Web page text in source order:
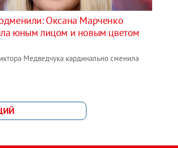
Оксана Марченко
юным лицом и новым цветом
Медведчука кардинально сменила